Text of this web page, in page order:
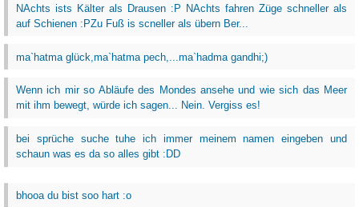
NAchts ists Kälter als Drausen :P NAchts fahren Züge schneller als
auf Schienen :PZu Fuß is scneller als übern Ber...
ma`hatma glück,ma`hatma pech,...ma`hadma gandhi;)
Wenn ich mir so Abläufe des Mondes ansehe und wie sich das Meer
mit ihm bewegt, würde ich sagen... Nein. Vergiss es!
bei sprüche suche tuhe ich immer meinem namen eingeben und
schaun was es da so alles gibt :DD
bhooa du bist soo hart :o